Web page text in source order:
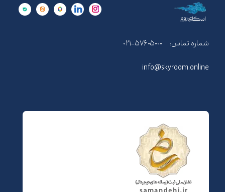
شماره تماس: ۰۲۱-۵۷۶۰۵۰۰۰
info@skyroom.online